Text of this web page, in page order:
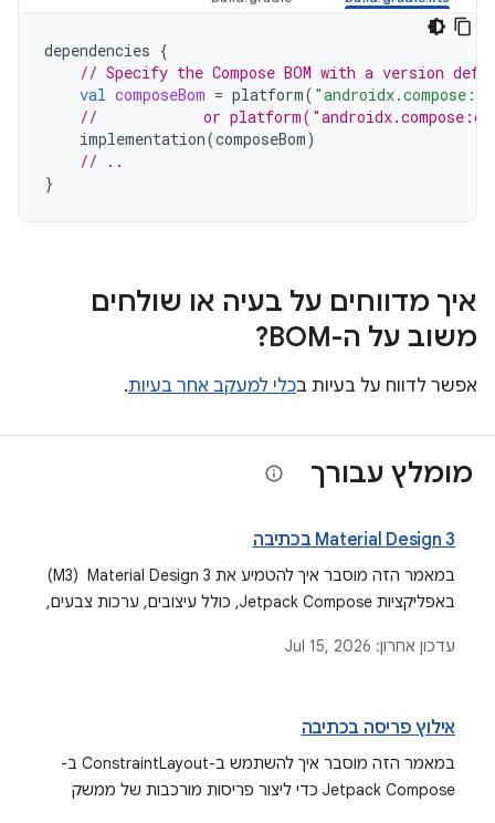
dependencies {
// Specify the Compose BOM with a version
val composeBom = platform(
//            or
implementation(composeBom)
// ..
}
איך מדווחים על בעיה או שולחים
משוב על ה-BOM?
אפשר לדווח על בעיות בכלי למעקב אחר בעיות.
מומלץ עבורך
Material Design 3 בכתיבה
במאמר הזה מוסבר איך להטמיע את Material Design 3 ‏ (M3)
באפליקציות Jetpack Compose, כולל עיצובים, ערכות צבעים,
טונאלית.
עדכון אחרון: Jul 15, 2026
אילוץ פריסה בכתיבה
במאמר הזה מוסבר איך להשתמש ב-ConstraintLayout ב-
Jetpack Compose כדי ליצור פריסות מורכבות של ממשק